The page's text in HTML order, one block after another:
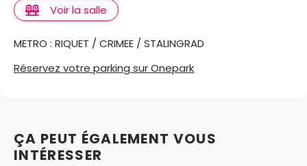
Voir la salle
METRO : RIQUET / CRIMEE / STALINGRAD
Réservez votre parking sur Onepark
ÇA PEUT ÉGALEMENT VOUS
INTÉRESSER